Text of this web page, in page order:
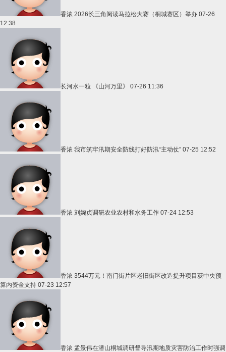
香浓 2026长三角阅读马拉松大赛（桐城赛区）举办 07-26
12:38
长河水一粒 《山河万里》 07-26 11:36
香浓 我市筑牢汛期安全防线打好防汛“主动仗” 07-25 12:52
香浓 刘婉贞调研农业农村和水务工作 07-24 12:53
香浓 3544万元！南门街片区老旧街区改造提升项目获中央预
算内资金支持 07-23 12:57
香浓 孟景伟在潜山桐城调研督导汛期地质灾害防治工作时强调